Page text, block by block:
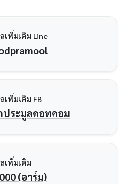
เพิ่มเติม Line
เพิ่มเติม FB
ประมูลดอทคอม
เพิ่มเติม
(อาร์ม)